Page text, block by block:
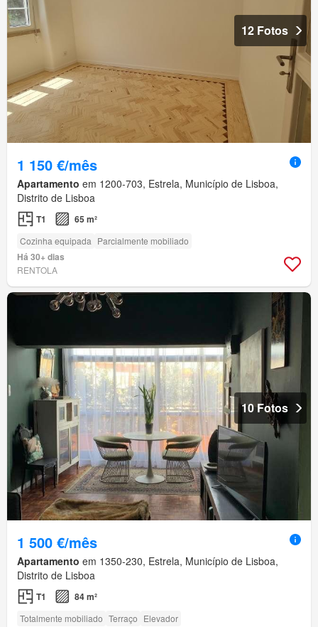
12 Fotos
1 150 €/mês
Apartamento em 1200-703, Estrela, Município de Lisboa,
Distrito de Lisboa
T1 65 m²
Cozinha equipada Parcialmente mobiliado
Há 30+ dias
RENTOLA
10 Fotos
1 500 €/mês
Apartamento em 1350-230, Estrela, Município de Lisboa,
Distrito de Lisboa
T1 84 m²
Totalmente mobiliado Terraço Elevador